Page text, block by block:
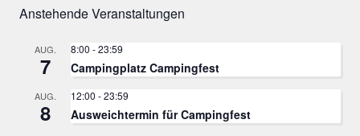
Anstehende Veranstaltungen
AUG.
7
8:00 -23:59
Campingplatz Campingfest
AUG.
8
12:00 -23:59
Ausweichtermin für Campingfest